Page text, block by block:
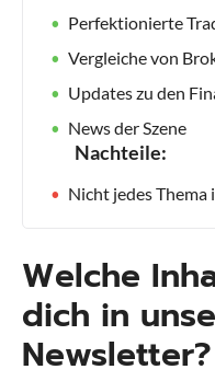
Perfektionierte
Vergleiche von
Updates zu den
News der Szene
Nachteile:
Nicht jedes Thema
Welche
dich in
Newsletter?